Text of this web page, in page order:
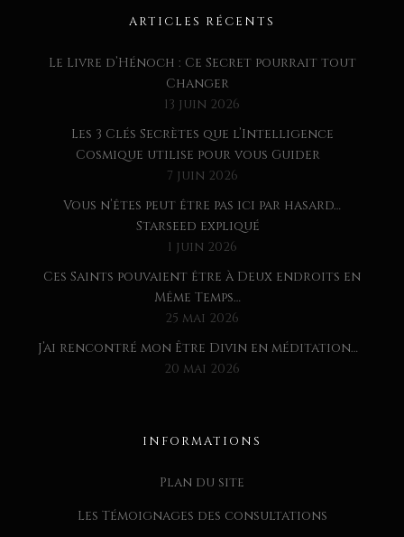
ARTICLES RÉCENTS
Le Livre d’Hénoch : Ce Secret pourrait tout
Changer
13 juin 2026
Les 3 Clés Secrètes que l’Intelligence
Cosmique utilise pour vous Guider
7 juin 2026
Vous n’êtes peut être pas ici par hasard…
Starseed expliqué
1 juin 2026
Ces Saints pouvaient être à Deux endroits en
Même Temps…
25 mai 2026
J’ai rencontré mon Être Divin en méditation…
20 mai 2026
INFORMATIONS
Plan du site
Les Témoignages des consultations